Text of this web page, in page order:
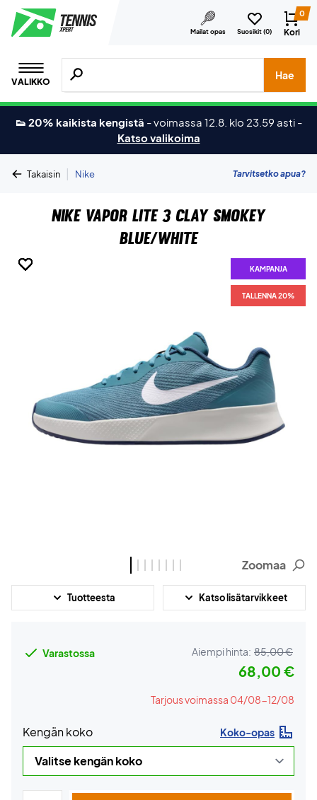
Mailat opas Suosikit (0)
0
Kori
VALIKKO
Hae tuotteita, merkkejä jne.
Hae
👟 20% kaikista kengistä -voimassa 12.8. klo 23.59 asti -
Katso valikoima
Takaisin | Nike Tarvitsetko apua?
Nike Vapor Lite 3 Clay Smokey
Blue/White
KAMPANJA
TALLENNA 20%
KAMPANJA
TALLENNA 20%
KAMPANJA
TALLENNA 20%
KAMPANJA
TALLENNA 20%
KAMPANJA
TALLENNA 20%
KAMPANJA
TALLENNA 20%
KAMPANJA
TALLENNA 20%
KAMPANJA
TALLENNA 20%
Zoomaa
Tuotteesta Katso lisätarvikkeet
Varastossa Aiempi hinta: 85,00 €
68,00 €
Tarjous voimassa 04/08-12/08
Kengän koko Koko-opas